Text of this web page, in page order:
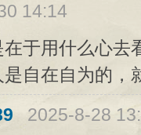
14:14
于用什么心去
自在自为的，
2025-8-28